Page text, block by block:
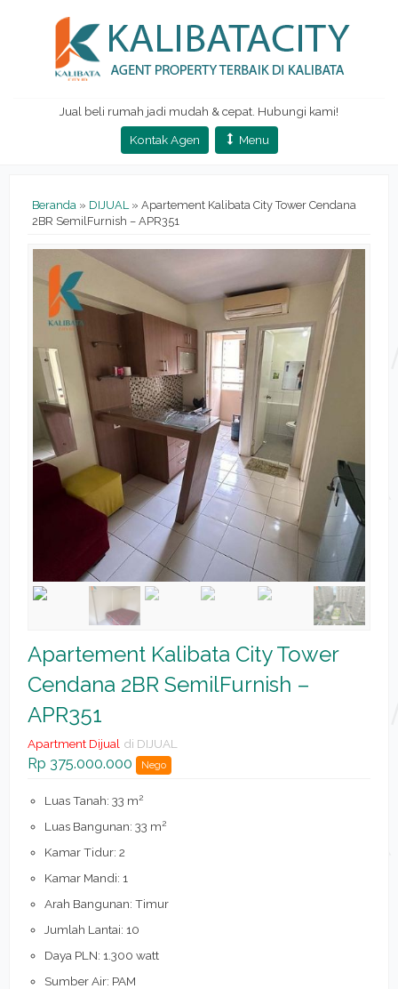
Jual beli rumah jadi mudah & cepat. Hubungi kami!
Kontak Agen
Menu
Beranda » DIJUAL» Apartement Kalibata City Tower Cendana
2BR SemilFurnish – APR351
Apartement Kalibata City Tower
Cendana 2BR SemilFurnish –
APR351
Apartment Dijual di DIJUAL
Rp 375.000.000 Nego
Luas Tanah: 33 m2
Luas Bangunan: 33 m2
Kamar Tidur: 2
Kamar Mandi: 1
Arah Bangunan: Timur
Jumlah Lantai: 10
Daya PLN: 1.300 watt
Sumber Air: PAM